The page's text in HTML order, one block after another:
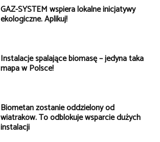
GAZ-SYSTEM wspiera lokalne inicjatywy
ekologiczne. Aplikuj!
Instalacje spalające biomasę – jedyna taka
mapa w Polsce!
Biometan zostanie oddzielony od
wiatraków. To odblokuje wsparcie dużych
instalacji